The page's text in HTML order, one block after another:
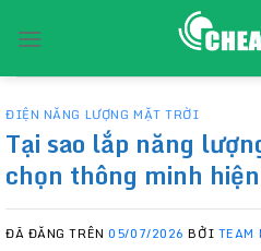
đến
ĐIỆN NĂNG LƯỢNG MẶT TRỜI
Tại sao lắp năng
chọn thông minh
ĐÃ ĐĂNG TRÊN05/07/2026 BỞI TEAM